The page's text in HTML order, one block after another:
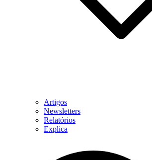
Artigos
Newsletters
Relatórios
Explica